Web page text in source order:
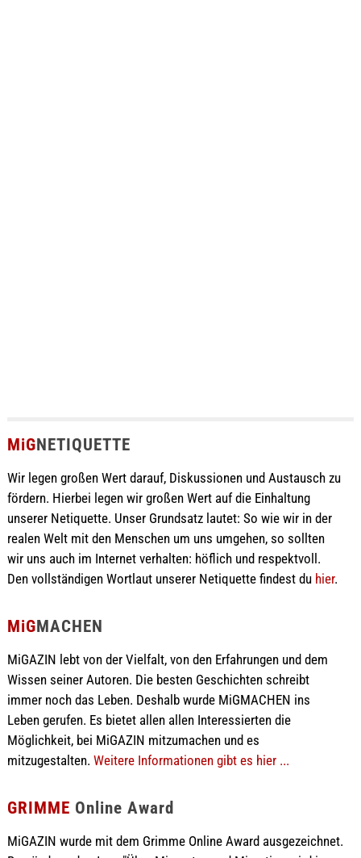
MiGNETIQUETTE
Wir legen großen Wert darauf, Diskussionen und Austausch zu
fördern. Hierbei legen wir großen Wert auf die Einhaltung
unserer Netiquette. Unser Grundsatz lautet: So wie wir in der
realen Welt mit den Menschen um uns umgehen, so sollten
wir uns auch im Internet verhalten: höflich und respektvoll.
Den vollständigen Wortlaut unserer Netiquette findest du hier.
MiGMACHEN
MiGAZIN lebt von der Vielfalt, von den Erfahrungen und dem
Wissen seiner Autoren. Die besten Geschichten schreibt
immer noch das Leben. Deshalb wurde MiGMACHEN ins
Leben gerufen. Es bietet allen allen Interessierten die
Möglichkeit, bei MiGAZIN mitzumachen und es
mitzugestalten. Weitere Informationen gibt es hier ...
GRIMME Online Award
MiGAZIN wurde mit dem Grimme Online Award ausgezeichnet.